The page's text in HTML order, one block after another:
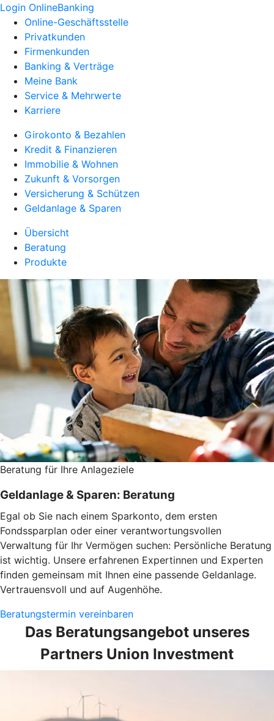
Login OnlineBanking
Online-Geschäftsstelle
Privatkunden
Firmenkunden
Banking & Verträge
Meine Bank
Service & Mehrwerte
Karriere
Girokonto & Bezahlen
Kredit & Finanzieren
Immobilie & Wohnen
Zukunft & Vorsorgen
Versicherung & Schützen
Geldanlage & Sparen
Übersicht
Beratung
Produkte
Beratung für Ihre Anlageziele
Geldanlage & Sparen: Beratung
Egal ob Sie nach einem Sparkonto, dem ersten
Fondssparplan oder einer verantwortungsvollen
Verwaltung für Ihr Vermögen suchen: Persönliche Beratung
ist wichtig. Unsere erfahrenen Expertinnen und Experten
finden gemeinsam mit Ihnen eine passende Geldanlage.
Vertrauensvoll und auf Augenhöhe.
Beratungstermin vereinbaren
Das Beratungsangebot unseres
Partners Union Investment